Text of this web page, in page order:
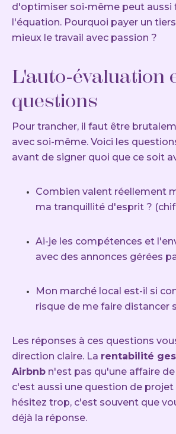
d'optimiser soi-même peut aussi
l'équation. Pourquoi payer un
mieux le travail avec passion ?
L'auto-évaluation
questions
Pour trancher, il faut être
avec soi-même. Voici les
avant de signer quoi que ce soit
Combien valent réellement
ma tranquillité d'esprit ?
Ai-je les compétences et
avec des annonces gérées
Mon marché local est-il si
risque de me faire distancer
Les réponses à ces questions
direction claire. La rentabilité
Airbnb n'est pas qu'une affaire
c'est aussi une question de projet
hésitez trop, c'est souvent que
déjà la réponse.